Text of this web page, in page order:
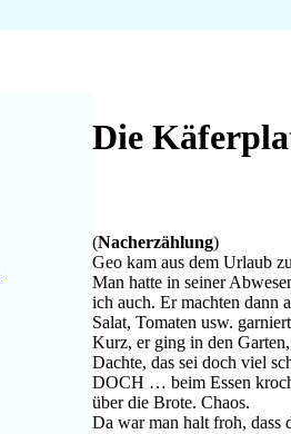
Die
(Nacherzählung)
Geo kam aus dem Urlaub
Man hatte in seiner
ich auch. Er machten dann
Salat, Tomaten usw.
Kurz, er ging in den
Dachte, das sei doch viel
DOCH … beim Essen
über die Brote. Chaos.
Da war man halt froh, dass